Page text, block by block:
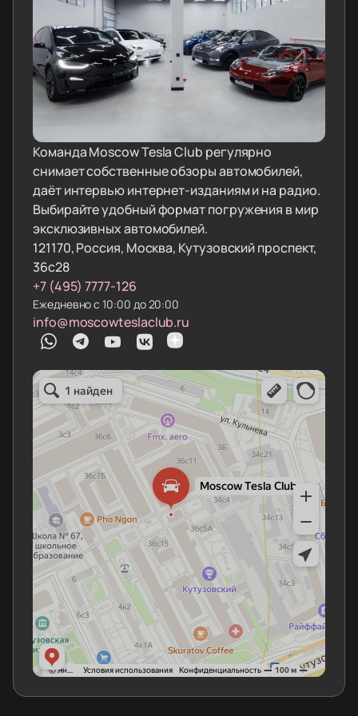
Команда Moscow Tesla Club регулярно
снимает собственные обзоры автомобилей,
даёт интервью интернет-изданиям и на радио.
Выбирайте удобный формат погружения в мир
эксклюзивных автомобилей.
121170, Россия, Москва, Кутузовский проспект,
36с28
+7 (495) 7777-126
Ежедневно с 10:00 до 20:00
info@moscowteslaclub.ru